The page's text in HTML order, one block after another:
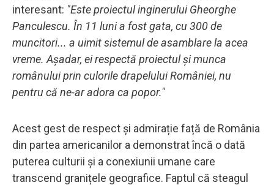
interesant: "Este proiectul inginerului Gheorghe
Panculescu. În 11 luni a fost gata, cu 300 de
muncitori... a uimit sistemul de asamblare la acea
vreme. Așadar, ei respectă proiectul și munca
românului prin culorile drapelului României, nu
pentru că ne-ar adora ca popor."
Acest gest de respect și admirație față de România
din partea americanilor a demonstrat încă o dată
puterea culturii și a conexiunii umane care
transcend granițele geografice. Faptul că steagul